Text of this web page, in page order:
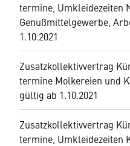
termine, Umkleidezeiten
Genußmittelgewerbe,
1.10.2021
Zusatzkollektivvertrag
termine Molkereien und
gültig ab 1.10.2021
Zusatzkollektivvertrag
termine, Umkleidezeiten